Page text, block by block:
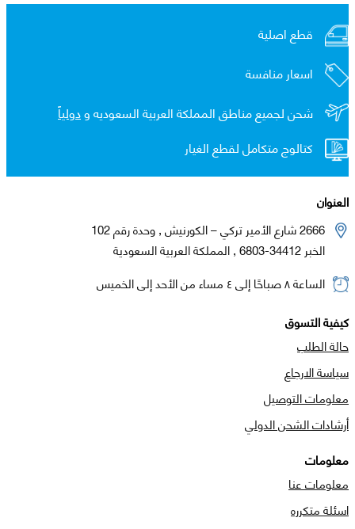
قطع اصلية
اسعار منافسة
شحن لجميع مناطق المملكة العربية السعوديه ودولياً
كتالوج متكامل لقطع الغيار
العنوان
2666 شارع الأمير تركي – الكورنيش , وحدة رقم 102
الخبر 34412-6803 , المملكة العربية السعودية
الساعة ٨ صباحًا إلى ٤ مساء من الأحد إلى الخميس
كيفية التسوق
حالة الطلب
سياسة الارجاع
معلومات التوصيل
أرشادات الشحن الدولي
معلومات
معلومات عنا
اسئلة متكرره